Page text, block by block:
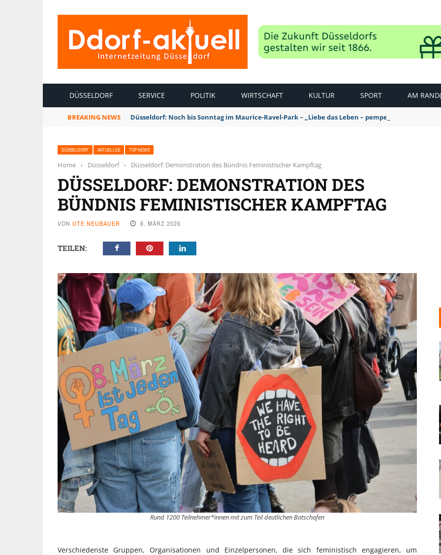
DÜSSELDORF SERVICE POLITIK WIRTSCHAFT KULTUR SPORT AM
BREAKING NEWS Düsseldorf: Noch bis Sonntag im Maurice-Ravel-Park – „Liebe das Leben – pempelfort music
DÜSSELDORF AKTUELLES TOP NEWS
Home › Düsseldorf › Düsseldorf: Demonstration des Bündnis Feministischer Kampftag
DÜSSELDORF: DEMONSTRATION DES
BÜNDNIS FEMINISTISCHER KAMPFTAG
VON UTE NEUBAUER 8. MÄRZ 2026
TEILEN:
Rund 1200 Teilnehmer*innen mit zum Teil deutlichen Botschafen
Verschiedenste Gruppen, Organisationen und Einzelpersonen, die sich feministisch engagieren, um